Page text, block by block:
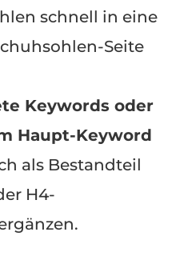
schnell in eine
Seite
Keywords oder
Haupt-Keyword
als Bestandteil
H4-